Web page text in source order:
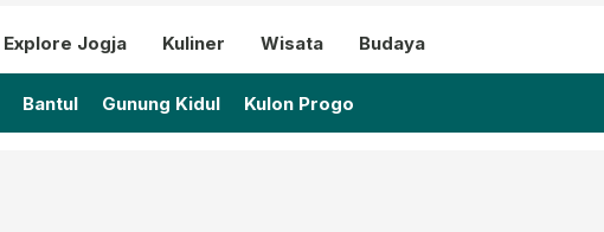
Explore Jogja Kuliner Wisata Budaya
Bantul Gunung Kidul Kulon Progo